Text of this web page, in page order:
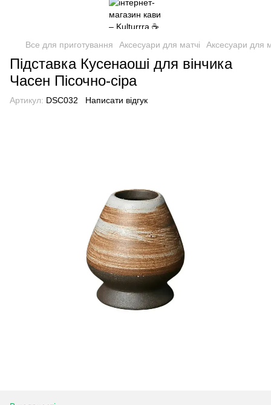
Все для приготування Аксесуари для матчі Аксесуари для
Підставка Кусенаоші для вінчика
Часен Пісочно-сіра
Артикул: DSC032 Написати відгук